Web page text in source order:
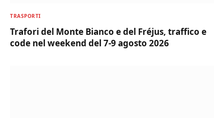
TRASPORTI
Trafori del Monte Bianco e del Fréjus, traffico e
code nel weekend del 7-9 agosto 2026